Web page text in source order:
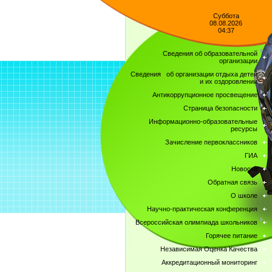
Суббота
08.08.2026
04:37
Сведения об образовательной
организации
Сведения об организации отдыха детей
и их оздоровлении
Антикоррупционное просвещение
Страница безопасности
Информационно-образовательные
ресурсы
Зачисление первоклассников
ГИА
Новости
Обратная связь
О школе
Научно-практическая конференция
Всероссийская олимпиада школьников
Горячее питание
Независимая Оценка Качества
Аккредитационный мониторинг